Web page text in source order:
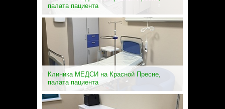
палата пациента
Клиника МЕДСИ на Красной Пресне,
палата пациента